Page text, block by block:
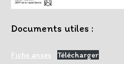
Documents utiles :
Fiche anses
Télécharger